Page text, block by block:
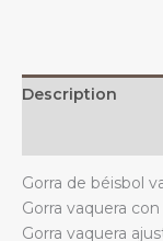
negro
quantity
Description
Gorra de béisbol
Gorra vaquera
Gorra vaquera